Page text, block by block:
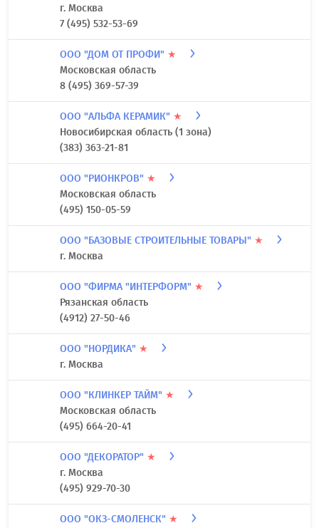
г. Москва
7 (495) 532-53-69
ООО "ДОМ ОТ ПРОФИ" ★
Московская область
8 (495) 369-57-39
ООО "АЛЬФА КЕРАМИК" ★
Новосибирская область (1 зона)
(383) 363-21-81
ООО "РИОНКРОВ" ★
Московская область
(495) 150-05-59
ООО "БАЗОВЫЕ СТРОИТЕЛЬНЫЕ ТОВАРЫ" ★
г. Москва
ООО "ФИРМА "ИНТЕРФОРМ" ★
Рязанская область
(4912) 27-50-46
ООО "НОРДИКА" ★
г. Москва
ООО "КЛИНКЕР ТАЙМ" ★
Московская область
(495) 664-20-41
ООО "ДЕКОРАТОР" ★
г. Москва
(495) 929-70-30
ООО "ОКЗ-СМОЛЕНСК" ★